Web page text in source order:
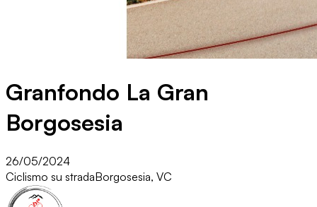
Granfondo La Gran
Borgosesia
26/05/2024
Ciclismo su stradaBorgosesia, VC